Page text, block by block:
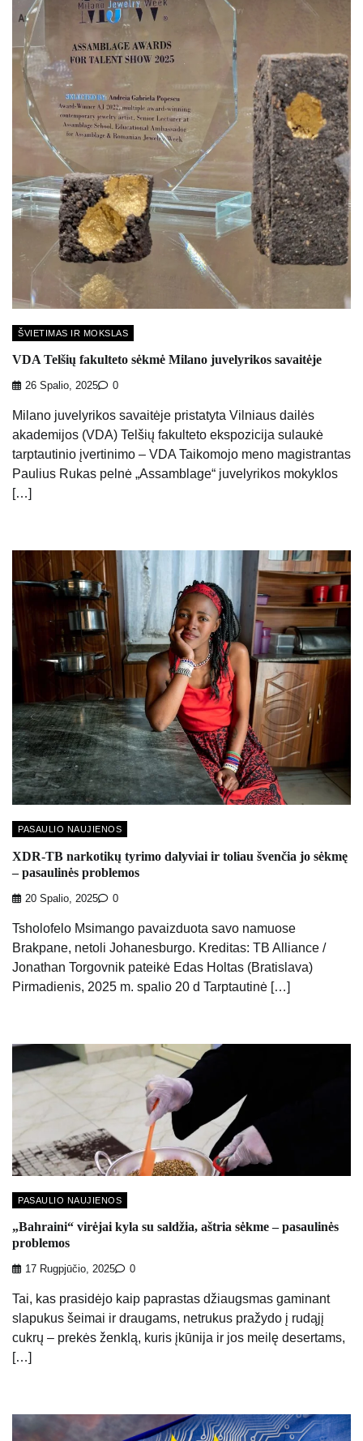
ŠVIETIMAS IR MOKSLAS
VDA Telšių fakulteto sėkmė Milano juvelyrikos savaitėje
26 Spalio, 2025 0
Milano juvelyrikos savaitėje pristatyta Vilniaus dailės
akademijos (VDA) Telšių fakulteto ekspozicija sulaukė
tarptautinio įvertinimo – VDA Taikomojo meno magistrantas
Paulius Rukas pelnė „Assamblage“ juvelyrikos mokyklos
[…]
PASAULIO NAUJIENOS
XDR-TB narkotikų tyrimo dalyviai ir toliau švenčia jo sėkmę
– pasaulinės problemos
20 Spalio, 2025 0
Tsholofelo Msimango pavaizduota savo namuose
Brakpane, netoli Johanesburgo. Kreditas: TB Alliance /
Jonathan Torgovnik pateikė Edas Holtas (Bratislava)
Pirmadienis, 2025 m. spalio 20 d Tarptautinė […]
PASAULIO NAUJIENOS
„Bahraini“ virėjai kyla su saldžia, aštria sėkme – pasaulinės
problemos
17 Rugpjūčio, 2025 0
Tai, kas prasidėjo kaip paprastas džiaugsmas gaminant
slapukus šeimai ir draugams, netrukus pražydo į rudąjį
cukrų – prekės ženklą, kuris įkūnija ir jos meilę desertams,
[…]